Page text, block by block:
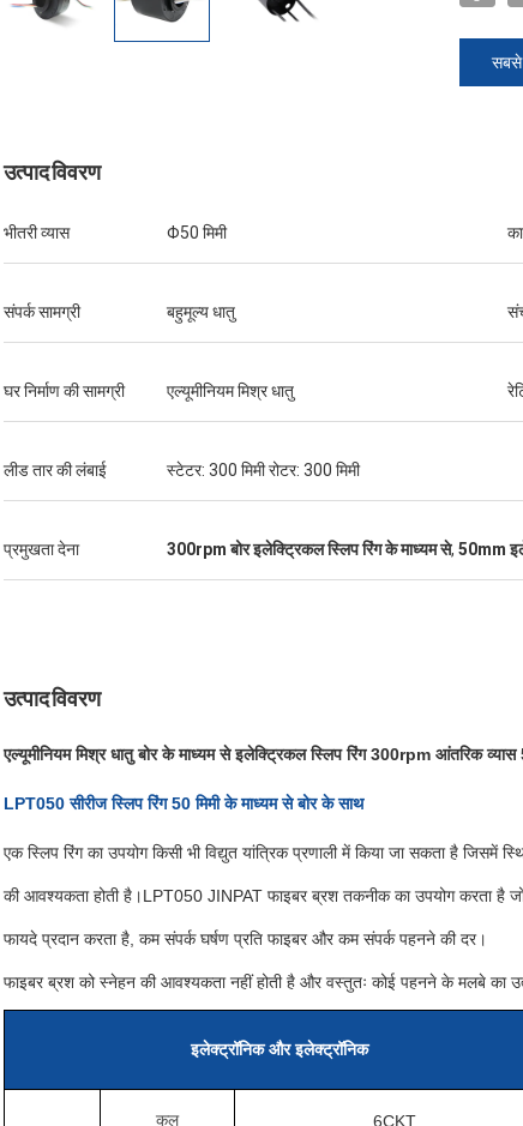
सबसे
उत्पाद विवरण
भीतरी व्यास Φ50 मिमी
संपर्क सामग्री बहुमूल्य धातु
घर निर्माण की सामग्री एल्यूमीनियम मिश्र धातु
लीड तार की लंबाई स्टेटर: 300 मिमी रोटर: 300 मिमी
प्रमुखता देना 300rpm बोर इलेक्ट्रिकल स्लिप रिंग के माध्यम से, 50mm
उत्पाद विवरण
एल्यूमीनियम मिश्र धातु बोर के माध्यम से इलेक्ट्रिकल स्लिप रिंग 300rpm आंतरिक
LPT050 सीरीज स्लिप रिंग 50 मिमी के माध्यम से बोर के साथ
एक स्लिप रिंग का उपयोग किसी भी विद्युत यांत्रिक प्रणाली में किया जा सकता है जिसमें
की आवश्यकता होती है।LPT050 JINPAT फाइबर ब्रश तकनीक का उपयोग करता है
फायदे प्रदान करता है, कम संपर्क घर्षण प्रति फाइबर और कम संपर्क पहनने की दर।
फाइबर ब्रश को स्नेहन की आवश्यकता नहीं होती है और वस्तुतः कोई पहनने के मलबे का
इलेक्ट्रॉनिक और इलेक्ट्रॉनिक
कुल 6CKT